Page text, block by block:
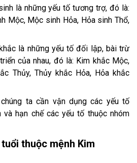
là những yếu tố tương trợ, đó là:
Mộc, Mộc sinh Hỏa, Hỏa sinh Thổ,
là những yếu tố đối lập, bài trừ
của nhau, đó là: Kim khắc Mộc,
Thủy, Thủy khắc Hỏa, Hỏa khắc
ta cần vận dụng các yếu tố
hạn chế các yếu tố thuộc nhóm
thuộc mệnh Kim